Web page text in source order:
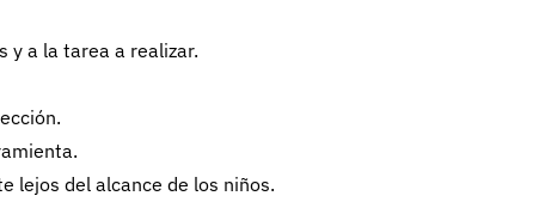
y a la tarea a realizar.
lejos del alcance de los niños.